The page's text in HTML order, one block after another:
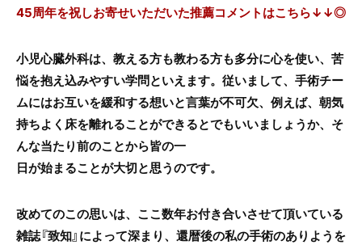
45周年を祝しお寄せいただいた推薦コメントはこちら↓↓◎
小児心臓外科は、教える方も教わる方も多分に心を使い、苦
悩を抱え込みやすい学問といえます。従いまして、手術チー
ムにはお互いを緩和する想いと言葉が不可欠、例えば、朝気
持ちよく床を離れることができるとでもいいましょうか、そ
んな当たり前のことから皆の一
日が始まることが大切と思うのです。
改めてのこの思いは、ここ数年お付き合いさせて頂いている
雑誌『致知』によって深まり、還暦後の私の手術のありようを